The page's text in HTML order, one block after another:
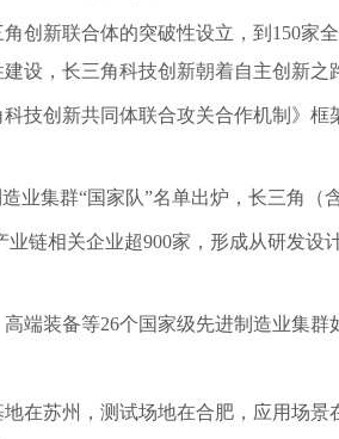
角创新联合体的突破性设立，到150家
设，长三角科技创新朝着自主创新之
技创新共同体联合攻关合作机制》框
集群“国家队”名单出炉，长三角（
业链相关企业超900家，形成从研发
端装备等26个国家级先进制造业集
在苏州，测试场地在合肥，应用场景